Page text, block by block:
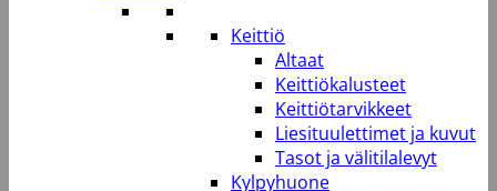
Keittiö
Altaat
Keittiökalusteet
Keittiötarvikkeet
Liesituulettimet ja kuvut
Tasot ja välitilalevyt
Kylpyhuone